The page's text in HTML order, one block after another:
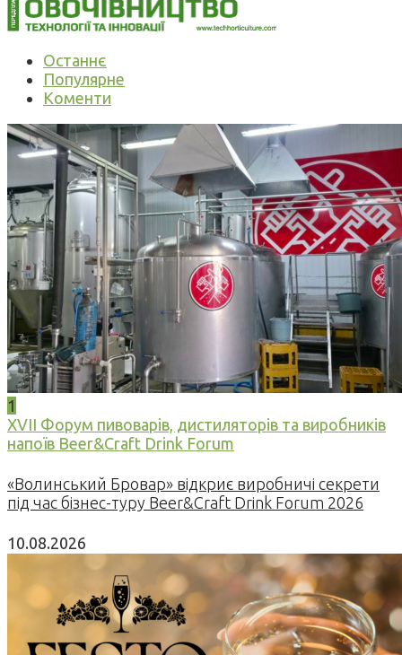
Останнє
Популярне
Коменти
1
XVII Форум пивоварів, дистиляторів та виробників
напоїв Beer&Craft Drink Forum
«Волинський Бровар» відкриє виробничі секрети
під час бізнес-туру Beer&Craft Drink Forum 2026
10.08.2026